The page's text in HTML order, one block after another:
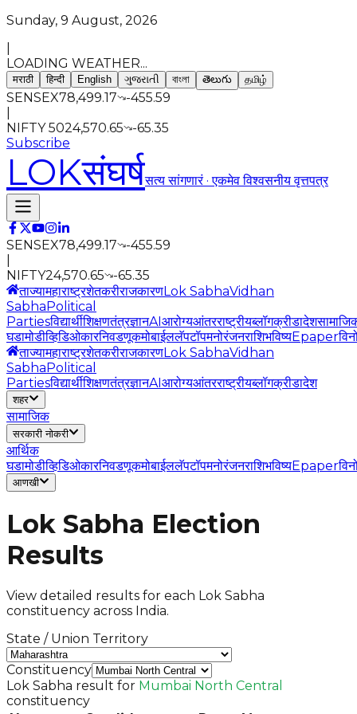
Sunday, 9 August, 2026
LOADING WEATHER...
मराठी हिन्दी English ગુજરાતી বাংলা తెలుగు தமிழ்
SENSEX78,499.17
-455.59
NIFTY 5024,570.65
-65.35
Subscribe
LOKसंघर्षसत्य सांगणारं · एकमेव विश्वसनीय वृत्तपत्र
SENSEX78,499.17
-455.59
NIFTY24,570.65
-65.35
ताज्यामहाराष्ट्रशेतकरीराजकारणLok SabhaVidhan
SabhaPolitical
Partiesविद्यार्थीशिक्षणतंत्रज्ञानAIआरोग्यआंतरराष्ट्रीयब्लॉगक्रीडादेश
घडामोडीव्हिडिओकारनिवडणूकमोबाईललॅपटॉपमनोरंजनराशिभविष्यEpaper
ताज्यामहाराष्ट्रशेतकरीराजकारणLok SabhaVidhan
SabhaPolitical
Partiesविद्यार्थीशिक्षणतंत्रज्ञानAIआरोग्यआंतरराष्ट्रीयब्लॉगक्रीडादेश
शहर
सामाजिक
सरकारी नोकरी
आर्थिक
घडामोडीव्हिडिओकारनिवडणूकमोबाईललॅपटॉपमनोरंजनराशिभविष्यEpaper
आणखी
Lok Sabha Election
Results
View detailed results for each Lok Sabha
constituency across India.
State / Union Territory
Constituency
Lok Sabha result for Mumbai North Central
constituency